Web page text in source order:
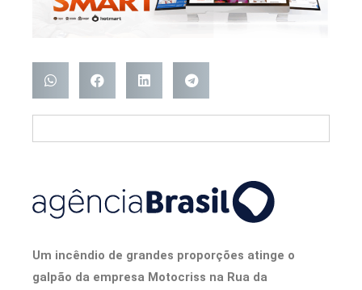
Um incêndio de grandes proporções atinge o
galpão da empresa Motocriss na Rua da